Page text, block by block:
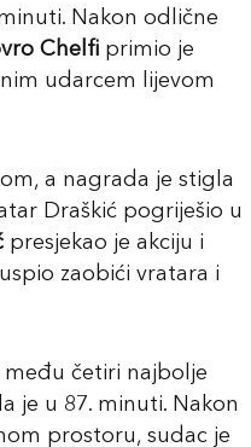
Nakon odlične
Chelfi primio je
udarcem lijevom
a nagrada je stigla
Draškić pogriješio u
presjekao je akciju i
zaobići vratara i
četiri najbolje
je u 87. minuti. Nakon
prostoru, sudac je